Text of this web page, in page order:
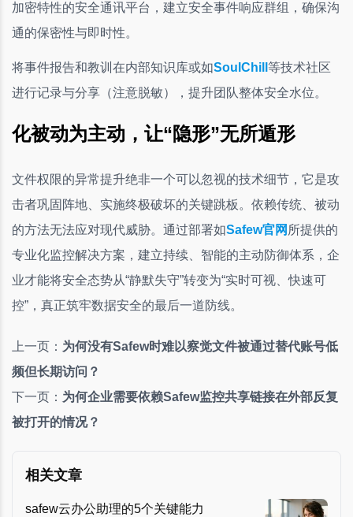
加密特性的安全通讯平台，建立安全事件响应群组，确保沟
通的保密性与即时性。
将事件报告和教训在内部知识库或如SoulChill 等技术社区
进行记录与分享（注意脱敏），提升团队整体安全水位。
化被动为主动，让“隐形”无所遁形
文件权限的异常提升绝非一个可以忽视的技术细节，它是攻
击者巩固阵地、实施终极破坏的关键跳板。依赖传统、被动
的方法无法应对现代威胁。通过部署如Safew官网 所提供的
专业化监控解决方案，建立持续、智能的主动防御体系，企
业才能将安全态势从“静默失守”转变为“实时可视、快速可
控”，真正筑牢数据安全的最后一道防线。
上一页： 为何没有Safew时难以察觉文件被通过替代账号低
频但长期访问？
下一页： 为何企业需要依赖Safew监控共享链接在外部反复
被打开的情况？
相关文章
safew云办公助理的5个关键能力